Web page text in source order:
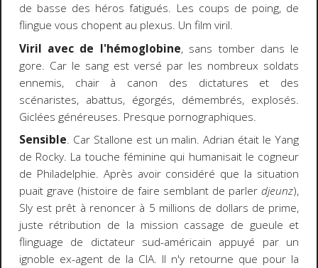
de basse des héros fatigués. Les coups de poing, de
flingue vous chopent au plexus. Un film viril.
Viril avec de l'hémoglobine, sans tomber dans le
gore. Car le sang est versé par les nombreux soldats
ennemis, chair à canon des dictatures et des
scénaristes, abattus, égorgés, démembrés, explosés.
Giclées généreuses. Presque pornographiques.
Sensible. Car Stallone est un malin. Adrian était le Yang
de Rocky. La touche féminine qui humanisait le cogneur
de Philadelphie. Après avoir considéré que la situation
puait grave (histoire de faire semblant de parlerdjeunz),
Sly est prêt à renoncer à 5 millions de dollars de prime,
juste rétribution de la mission cassage de gueule et
flinguage de dictateur sud-américain appuyé par un
ignoble ex-agent de la CIA. Il n'y retourne que pour la